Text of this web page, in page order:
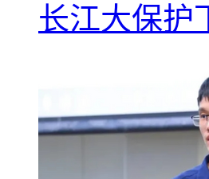
长江大保护